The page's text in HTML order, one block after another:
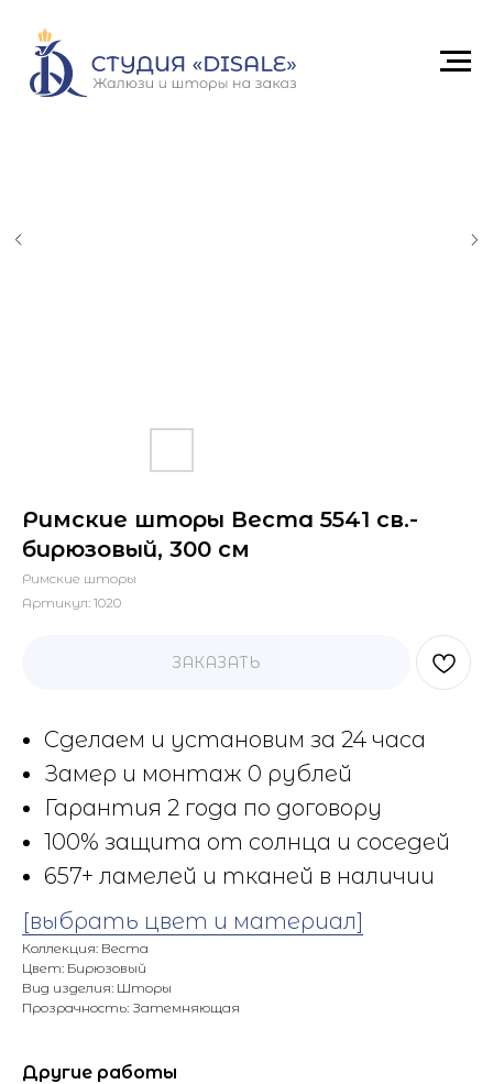
Римские шторы Веста 5541 св.-
бирюзовый, 300 см
Римские шторы
Артикул: 1020
ЗАКАЗАТЬ
Сделаем и установим за 24 часа
Замер и монтаж 0 рублей
Гарантия 2 года по договору
100% защита от солнца и соседей
657+ ламелей и тканей в наличии
[выбрать цвет и материал]
Коллекция: Веста
Цвет: Бирюзовый
Вид изделия: Шторы
Прозрачность: Затемняющая
Другие работы